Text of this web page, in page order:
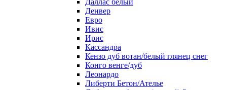
Даллас белый
Денвер
Евро
Ивис
Ирис
Кассандра
Кензо дуб вотан/белый глянец снег
Конго венге/дуб
Леонардо
Либерти Бетон/Ателье